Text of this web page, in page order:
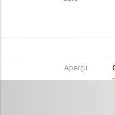
Aperçu